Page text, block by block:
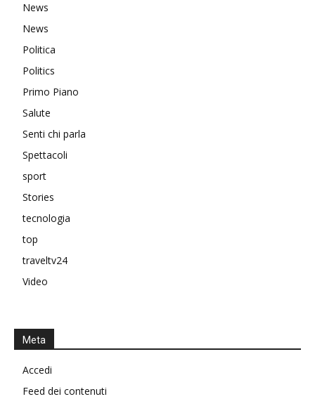
News
News
Politica
Politics
Primo Piano
Salute
Senti chi parla
Spettacoli
sport
Stories
tecnologia
top
traveltv24
Video
Meta
Accedi
Feed dei contenuti